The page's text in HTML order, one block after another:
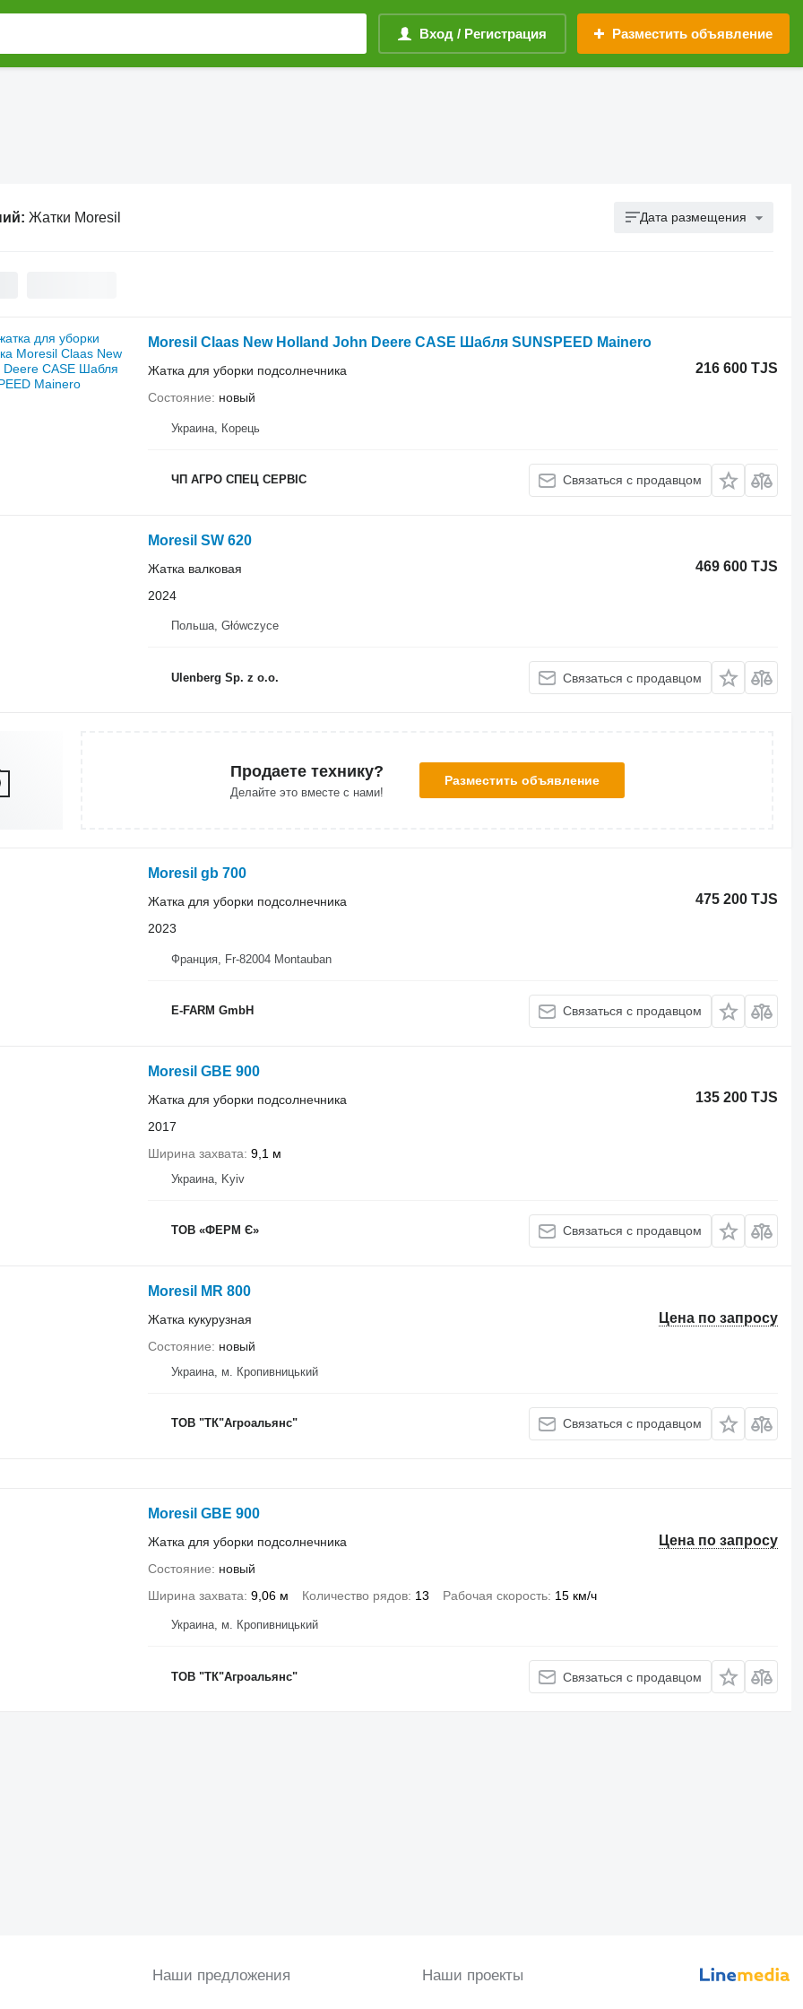
Вход / Регистрация Разместить объявление
Жатки Moresil Дата размещения
Moresil Claas New Holland John Deere CASE Шабля SUNSPEED Mainero
216 600 TJS
Жатка для уборки подсолнечника
Состояние
новый
Украина, Корець
ЧП АГРО СПЕЦ СЕРВІС Связаться с продавцом
Moresil SW 620
469 600 TJS
Жатка валковая
2024
Польша, Główczyce
Ulenberg Sp. z o.o. Связаться с продавцом
Продаете технику?
Делайте это вместе с нами!
Разместить объявление
Moresil gb 700
475 200 TJS
Жатка для уборки подсолнечника
2023
Франция, Fr-82004 Montauban
E-FARM GmbH Связаться с продавцом
Moresil GBE 900
135 200 TJS
Жатка для уборки подсолнечника
2017
Ширина захвата 9,1 м
Украина, Kyiv
ТОВ «ФЕРМ Є» Связаться с продавцом
Moresil MR 800
Цена по запросу
Жатка кукурузная
Состояние
новый
Украина, м. Кропивницький
ТОВ "ТК"Агроальянс" Связаться с продавцом
Moresil GBE 900
Цена по запросу
Жатка для уборки подсолнечника
Состояние
новый
Ширина захвата 9,06 м Количество рядов 13 Рабочая скорость 15 км/ч
Украина, м. Кропивницький
ТОВ "ТК"Агроальянс" Связаться с продавцом
Наши предложения Наши проекты